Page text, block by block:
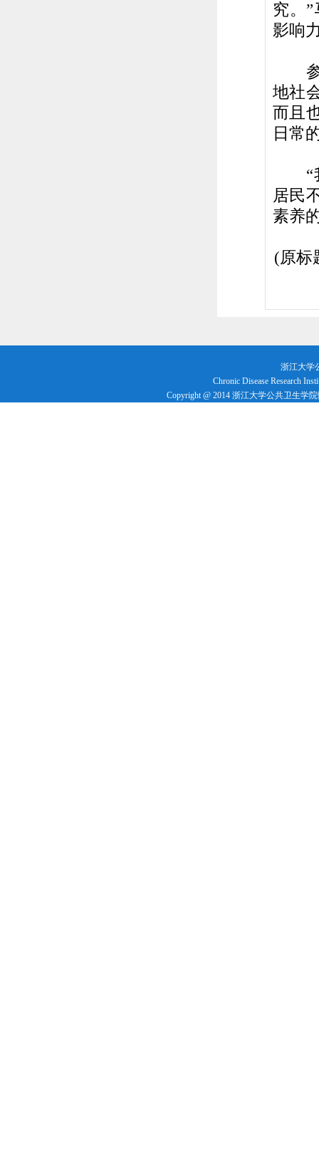
究。
影响
参
地社
而且
日常
“我
居民
素养
(原标
浙江大学
Chronic Disease Research
Copyright @ 2014 浙江大学公共卫生学